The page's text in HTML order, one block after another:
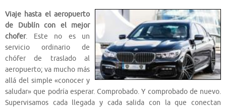
Viaje hasta el aeropuerto
de Dublín con el mejor
chofer. Este no es un
servicio ordinario de
chófer de traslado al
aeropuerto; va mucho más
allá del simple «conocer y
saludar» que podría esperar. Comprobado. Y comprobado de nuevo.
Supervisamos cada llegada y cada salida con la que conectan